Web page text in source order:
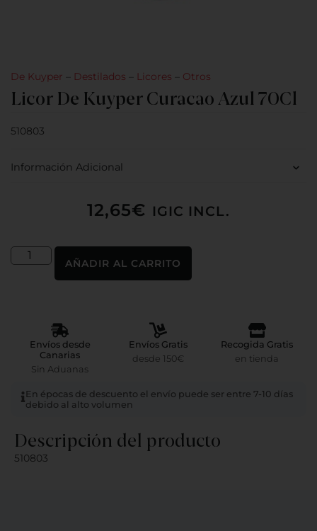
De Kuyper Destilados Licores Otros
Licor De Kuyper Curacao Azul 70Cl
510803
Información Adicional
12,65€ IGIC INCL.
AÑADIR AL CARRITO
Envíos desde
Canarias
Sin Aduanas
Envíos Gratis
desde 150€
Recogida Gratis
en tienda
En épocas de descuento el envío puede ser entre 7-10 días
debido al alto volumen
Descripción del producto
510803